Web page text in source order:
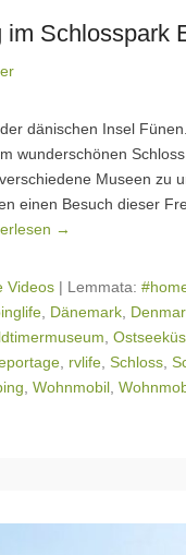
Schlosspark
dänischen Insel
wunderschönen
Museen zu
einen Besuch dieser
→
Videos | Lemmata:
Dänemark
rvlife Schloss
Wohnmobil